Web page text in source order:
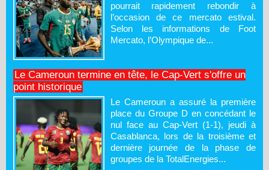
pourrait rapidement rebondir à
l’occasion de ce mercato estival.
Selon les informations de Foot
Mercato, l’Olympique de...
Le Cameroun termine en tête, le Cap-Vert s'offre un
point historique
Le Cameroun a assuré la première
place du Groupe D en concédant le
nul face au Cap-Vert (1-1), jeudi à
Casablanca, lors de la troisième et
dernière journée de la phase de
groupes de la TotalEnergies...